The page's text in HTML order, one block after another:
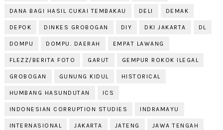
DANA BAGI HASIL CUKAI TEMBAKAU DELI DEMAK
DEPOK DINKES GROBOGAN DIY DKI JAKARTA DL
DOMPU DOMPU. DAERAH EMPAT LAWANG
FLEZZ/BERITA FOTO GARUT GEMPUR ROKOK ILEGAL
GROBOGAN GUNUNG KIDUL HISTORICAL
HUMBANG HASUNDUTAN ICS
INDONESIAN CORRUPTION STUDIES INDRAMAYU
INTERNASIONAL JAKARTA JATENG JAWA TENGAH